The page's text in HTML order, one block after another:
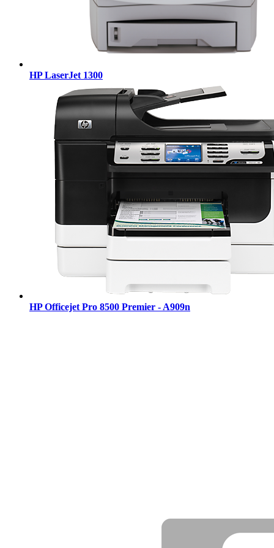
HP LaserJet 1300
HP Officejet Pro 8500 Premier - A909n